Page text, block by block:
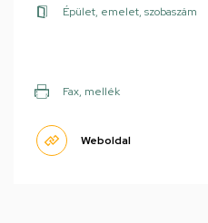
Épület, emelet, szobaszám
Fax, mellék
Weboldal